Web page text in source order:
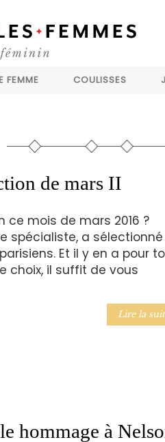
FEMME COULISSES
de mars II
ce mois de mars 2016 ?
spécialiste, a sélectionné
Et il y en a pour
choix, il suffit de vous
Lire la
hommage à